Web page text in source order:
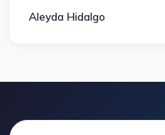
correros y cada pocos
decir, ¡¡Muy Contenta!!
Aleyda Hidalgo